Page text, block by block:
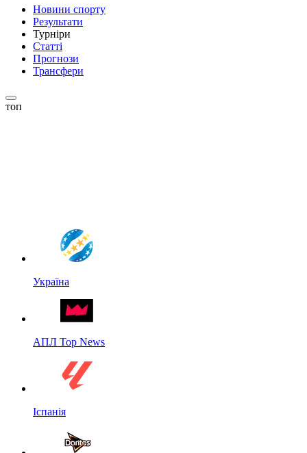
Новини спорту
Результати
Турніри
Статті
Прогнози
Трансфери
топ
Україна
АПЛ Top News
Іспанія